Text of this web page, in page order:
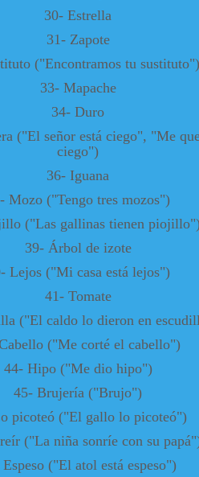
30- Estrella
31- Zapote
("Encontramos tu sustituto")
33- Mapache
34- Duro
("El señor está ciego", "Me
ciego")
36- Iguana
Mozo ("Tengo tres mozos")
("Las gallinas tienen
39- Árbol de izote
Lejos ("Mi casa está lejos")
41- Tomate
("El caldo lo dieron en
("Me corté el cabello")
44- Hipo ("Me dio hipo")
45- Brujería ("Brujo")
picoteó ("El gallo lo picoteó")
("La niña sonríe con su
("El atol está espeso")